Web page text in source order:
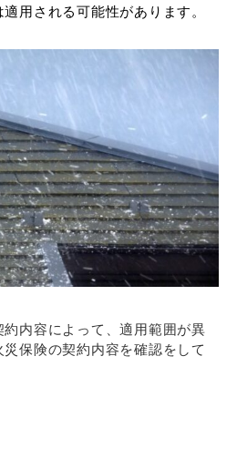
用される可能性があります。
内容によって、適用範囲が異
保険の契約内容を確認をして